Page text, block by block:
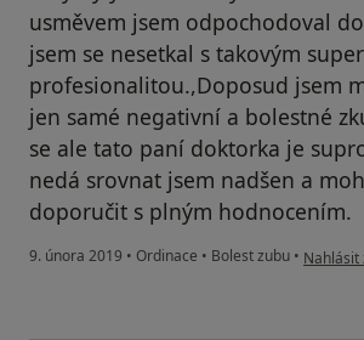
usměvem jsem odpochodoval
jsem se nesetkal s takovým
profesionalitou.,Doposud jsem
jen samé negativní a bolestné
se ale tato paní doktorka je
nedá srovnat jsem nadšen a
doporučit s plným hodnocením.
9. února 2019 • Ordinace • Bolest zubu • podle
Nahlásit